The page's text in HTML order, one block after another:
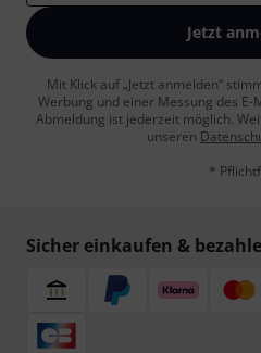
Jetzt
Mit Klick auf „Jetzt anmelden“
Werbung und einer Messung des
Abmeldung ist jederzeit möglich.
unseren
*
Sicher einkaufen &